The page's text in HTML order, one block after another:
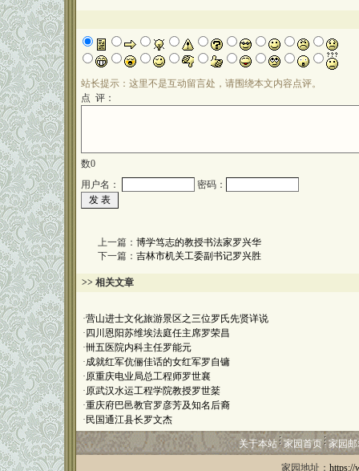
站长提示：这里不是互动留言处，请围绕本文内容点评。
点 评：
数0
用户名：
密码：
上一篇： 博学笃志的教授书法家罗兴华
下一篇： 吉林市机关工委副书记罗兴胜
>> 相关文章
·营山进士文化旅游景区之三位罗氏先贤详说
· 四川恩阳苏维埃法庭任主席罗荣昌
·卌五医院内科主任罗能元
·成就红军伉俪佳话的女红军罗自镛
·原重庆电业局总工程师罗世襄
·原武汉水运工程学院教授罗世棻
·重庆府巴邑教官罗彦芳及知名后裔
· 民国通江县长罗文杰
关于本站 家园首页 家园
家园地址： https://